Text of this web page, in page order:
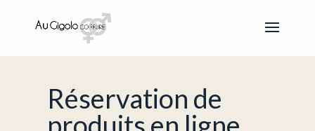
Réservation de